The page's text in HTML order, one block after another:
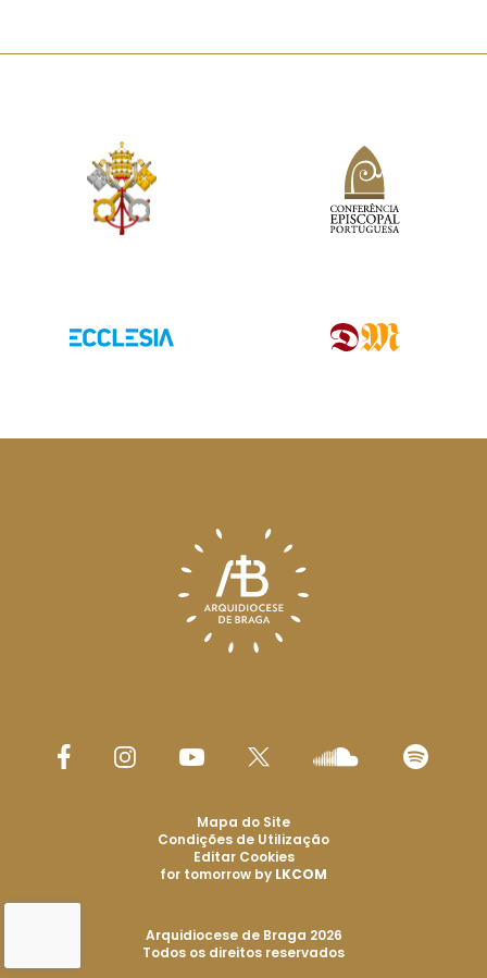
Arquidiocese de Braga 2026
Todos os direitos reservados
Mapa do Site
Condições de Utilização
Editar Cookies
for tomorrow by LKCOM